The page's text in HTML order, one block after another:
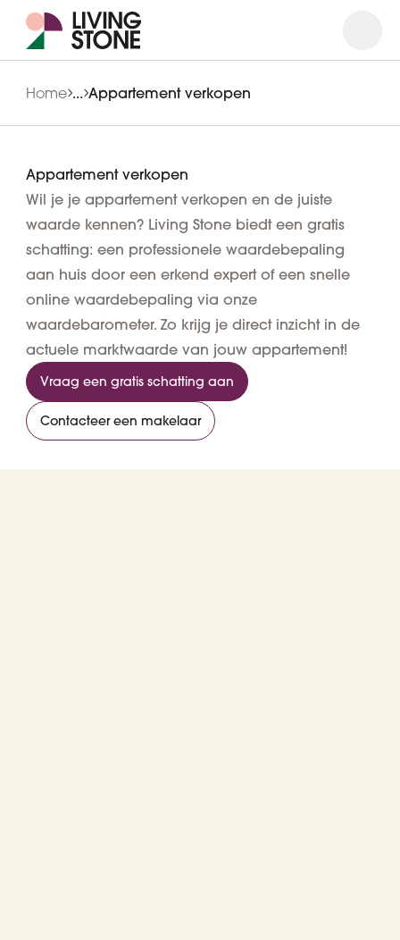
Home ... Appartement verkopen
Appartement verkopen
Wil je je appartement verkopen en de juiste
waarde kennen? Living Stone biedt een gratis
schatting: een professionele waardebepaling
aan huis door een erkend expert of een snelle
online waardebepaling via onze
waardebarometer. Zo krijg je direct inzicht in de
actuele marktwaarde van jouw appartement!
Vraag een gratis schatting aan
Contacteer een makelaar